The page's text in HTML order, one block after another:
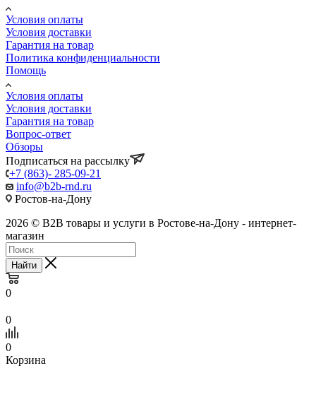
Условия оплаты
Условия доставки
Гарантия на товар
Политика конфиденциальности
Помощь
Условия оплаты
Условия доставки
Гарантия на товар
Вопрос-ответ
Обзоры
Подписаться на рассылку
+7 (863)- 285-09-21
info@b2b-rnd.ru
Ростов-на-Дону
2026 © B2B товары и услуги в Ростове-на-Дону - интернет-
магазин
Найти
0
0
0
Корзина